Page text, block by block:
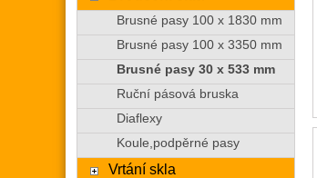
Brusné pasy 100 x 1830 mm
Brusné pasy 100 x 3350 mm
Brusné pasy 30 x 533 mm
Ruční pásová bruska
Diaflexy
Koule,podpěrné pasy
Vrtání skla